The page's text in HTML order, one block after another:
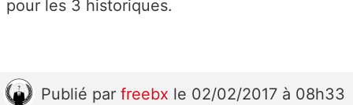
pour les 3 historiques.
Publié par freebx le 02/02/2017 à 08h33